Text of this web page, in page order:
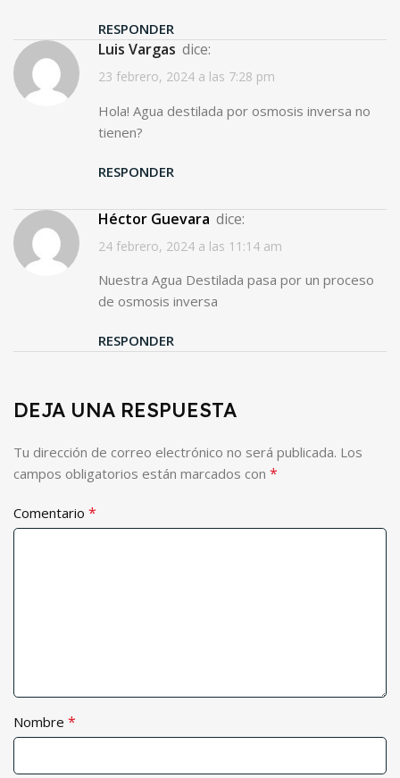
RESPONDER
Luis Vargas dice:
23 febrero, 2024 a las 7:28 pm
Hola! Agua destilada por osmosis inversa no
tienen?
RESPONDER
Héctor Guevara dice:
24 febrero, 2024 a las 11:14 am
Nuestra Agua Destilada pasa por un proceso
de osmosis inversa
RESPONDER
DEJA UNA RESPUESTA
Tu dirección de correo electrónico no será publicada. Los
campos obligatorios están marcados con *
Comentario *
Nombre *